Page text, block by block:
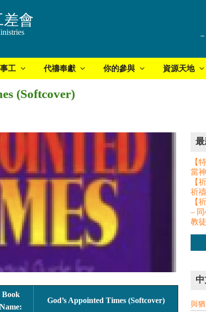
差會
工 代禱奉獻 你的參與 資源天地
(Softcover)
Book
Name:
God’s Appointed Times (Softcover)
【
當
【
祈
【
–
教
與